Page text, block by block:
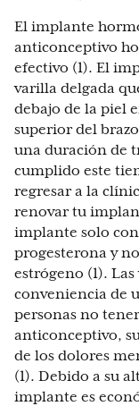
El implante
anticonceptivo
efectivo (1). El
varilla delgada
debajo de la piel
superior del
una duración de
cumplido este
regresar a la
renovar tu
implante solo
progesterona y
estrógeno (1).
conveniencia de
personas no
anticonceptivo,
de los dolores
(1). Debido a su
implante es